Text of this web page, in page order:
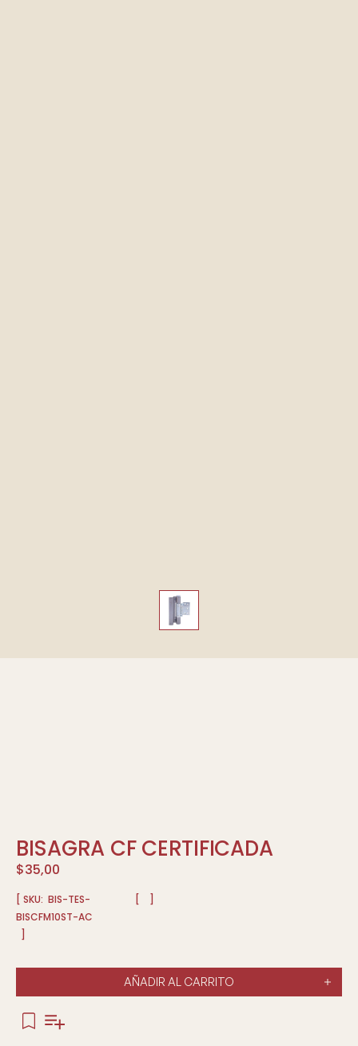
BISAGRA CF CERTIFICADA
$35,00
[ SKU: BIS-TES-
BISCFM10ST-AC
]
[ ]
AÑADIR AL CARRITO